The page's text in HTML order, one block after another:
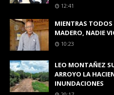
12:41
MIENTRAS TODOS
MADERO, NADIE
10:23
LEO MONTAÑEZ
ARROYO LA
INUNDACIONES